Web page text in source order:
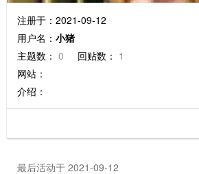
注册于：2021-09-12
用户名： 小猪
主题数： 0 回贴数： 1
网站：
介绍：
最后活动于 2021-09-12